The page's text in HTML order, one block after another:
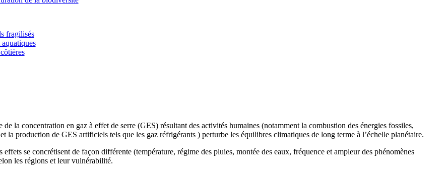
fragilisés
de la concentration en gaz à effet de serre (GES) résultant des activités humaines (notamment la combustion des énergies fossiles,
la production de GES artificiels tels que les gaz réfrigérants ) perturbe les équilibres climatiques de long terme à l’échelle planétaire.
effets se concrétisent de façon différente (température, régime des pluies, montée des eaux, fréquence et ampleur des phénomènes
les régions et leur vulnérabilité.